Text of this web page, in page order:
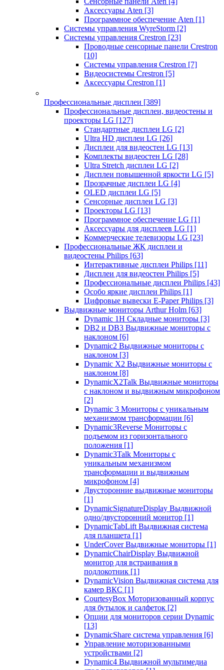
Аксессуары Aten [3]
Программное обеспечение Aten [1]
Системы управления WyreStorm [2]
Системы управления Crestron [23]
Проводные сенсорные панели Crestron
[10]
Системы управления Crestron [7]
Видеосистемы Crestron [5]
Аксессуары Crestron [1]
Профессиональные дисплеи [389]
Профессиональные дисплеи, видеостены и
проекторы LG [127]
Стандартные дисплеи LG [2]
Ultra HD дисплеи LG [26]
Дисплеи для видеостен LG [13]
Комплекты видеостен LG [28]
Ultra Stretch дисплеи LG [2]
Дисплеи повышенной яркости LG [5]
Прозрачные дисплеи LG [4]
OLED дисплеи LG [5]
Сенсорные дисплеи LG [3]
Проекторы LG [13]
Программное обеспечение LG [1]
Аксессуары для дисплеев LG [1]
Коммерческие телевизоры LG [23]
Профессиональные ЖК дисплеи и
видеостены Philips [63]
Интерактивные дисплеи Philips [11]
Дисплеи для видеостен Philips [5]
Профессиональные дисплеи Philips [43]
Особо яркие дисплеи Philips [1]
Цифровые вывески E-Paper Philips [3]
Выдвижные мониторы Arthur Holm [63]
Dynamic 1Н Складные мониторы [3]
DB2 и DB3 Выдвижные мониторы с
наклоном [6]
Dynamic2 Выдвижные мониторы с
наклоном [3]
Dynamic X2 Выдвижные мониторы с
наклоном [8]
DynamicX2Talk Выдвижные мониторы
с наклоном и выдвижным микрофоном
[2]
Dynamic 3 Мониторы с уникальным
механизмом трансформации [6]
Dynamic3Reverse Мониторы с
подъемом из горизонтального
положения [1]
Dynamic3Talk Мониторы с
уникальным механизмом
трансформации и выдвижным
микрофоном [4]
Двусторонние выдвижные мониторы
[1]
DynamicSignatureDisplay Выдвижной
одно/двусторонний монитор [1]
DynamicTabLift Выдвижная система
для планшета [1]
UnderCover Выдвижные мониторы [1]
DynamicChairDisplay Выдвижной
монитор для встраивания в
подлокотник [1]
DynamicVision Выдвижная система для
камер ВКС [1]
CourtesyBox Моторизованный корпус
для бутылок и салфеток [2]
Опции для мониторов серии Dynamic
[13]
DynamicShare система управления [6]
Управление моторизованными
устройствами [2]
Dynamic4 Выдвижной мультимедиа